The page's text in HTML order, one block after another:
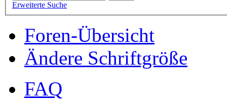
Erweiterte Suche
Foren-Übersicht
Ändere Schriftgröße
FAQ